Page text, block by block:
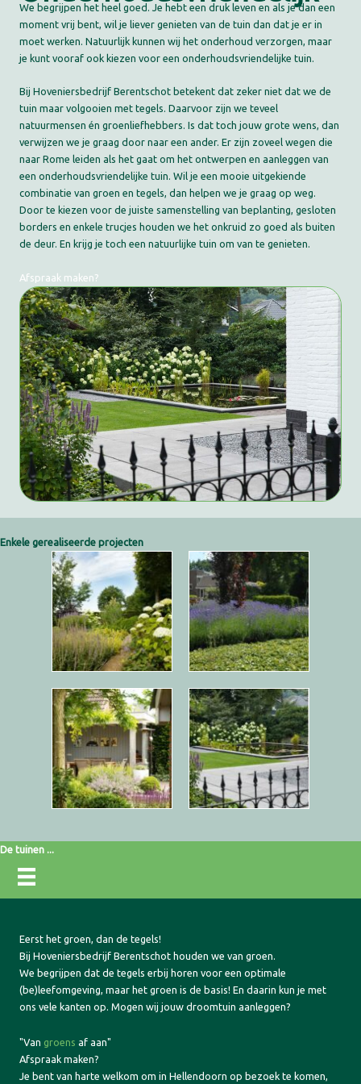
We begrijpen het heel goed. Je hebt een druk leven en als je dan een
moment vrij bent, wil je liever genieten van de tuin dan dat je er in
moet werken. Natuurlijk kunnen wij het onderhoud verzorgen, maar
je kunt vooraf ook kiezen voor een onderhoudsvriendelijke tuin.
Bij Hoveniersbedrijf Berentschot betekent dat zeker niet dat we de
tuin maar volgooien met tegels. Daarvoor zijn we teveel
natuurmensen én groenliefhebbers. Is dat toch jouw grote wens, dan
verwijzen we je graag door naar een ander. Er zijn zoveel wegen die
naar Rome leiden als het gaat om het ontwerpen en aanleggen van
een onderhoudsvriendelijke tuin. Wil je een mooie uitgekiende
combinatie van groen en tegels, dan helpen we je graag op weg.
Door te kiezen voor de juiste samenstelling van beplanting, gesloten
borders en enkele trucjes houden we het onkruid zo goed als buiten
de deur. En krijg je toch een natuurlijke tuin om van te genieten.
Afspraak maken?
Enkele gerealiseerde projecten
De tuinen ...
Eerst het groen, dan de tegels!
Bij Hoveniersbedrijf Berentschot houden we van groen.
We begrijpen dat de tegels erbij horen voor een optimale
(be)leefomgeving, maar het groen is de basis! En daarin kun je met
ons vele kanten op. Mogen wij jouw droomtuin aanleggen?
"Van groens af aan"
Afspraak maken?
Je bent van harte welkom om in Hellendoorn op bezoek te komen,